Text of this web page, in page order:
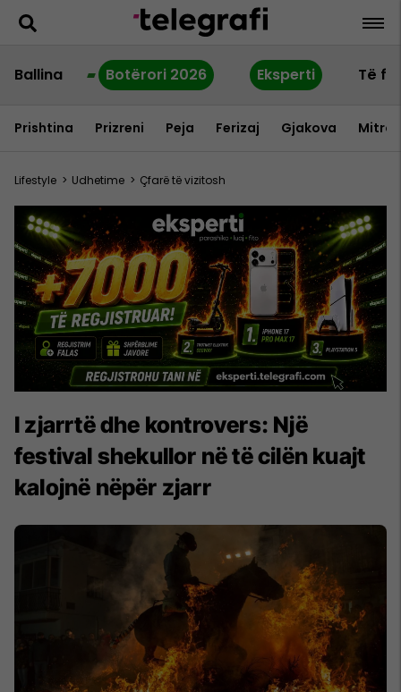
Ballina Botërori 2026 Eksperti Të
Prishtina Prizreni Peja Ferizaj Gjakova
Lifestyle > Udhetime > Çfarë të vizitosh
I zjarrtë dhe kontrovers: Një
festival shekullor në të cilën kuajt
kalojnë nëpër zjarr